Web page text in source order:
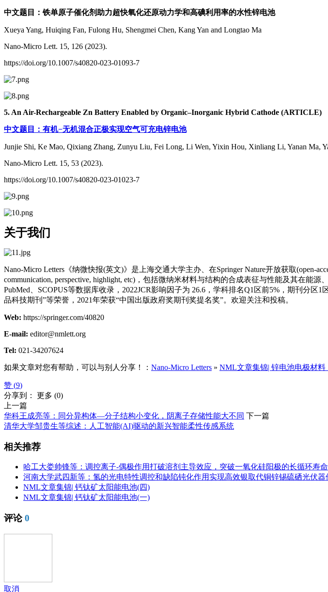
中文题目：铁单原子催化剂助力超快氧化还原动力学和高碘利用率的水性锌电池
Xueya Yang, Huiqing Fan, Fulong Hu, Shengmei Chen, Kang Yan and Longtao Ma
Nano-Micro Lett. 15, 126 (2023).
https://doi.org/10.1007/s40820-023-01093-7
5. An Air-Rechargeable Zn Battery Enabled by Organic–Inorganic Hybrid Cathode (ARTICLE)
中文题目：有机−无机混合正极实现空气可充电锌电池
Junjie Shi, Ke Mao, Qixiang Zhang, Zunyu Liu, Fei Long, Li Wen, Yixin Hou, Xinliang Li, Yanan Ma,
Nano-Micro Lett. 15, 53 (2023).
https://doi.org/10.1007/s40820-023-01023-7
关于我们
Nano-Micro Letters《纳微快报(英文)》是上海交通大学主办、在Springer Nature开放获取(open-
communication, perspective, highlight, etc)，包括微纳米材料与结构的合成表征与性能及其在能
PubMed、SCOPUS等数据库收录，2022JCR影响因子为 26.6，学科排名Q1区前5%，期刊分
品科技期刊”等荣誉，2021年荣获“中国出版政府奖期刊奖提名奖”。欢迎关注和投稿。
Web: https://springer.com/40820
E-mail: editor@nmlett.org
Tel: 021-34207624
如果文章对您有帮助，可以与别人分享！： Nano-Micro Letters » NML文章集锦| 锌电池电极材料
赞 (9)
分享到： 更多 (0)
上一篇
华科王成亮等：同分异构体—分子结构小变化，阴离子存储性能大不同 下一篇
清华大学邹贵生等综述：人工智能(AI)驱动的新兴智能柔性传感系统
相关推荐
哈工大娄帅锋等：调控离子-偶极作用打破溶剂主导效应，突破一氧化硅阳极的长循环寿命
河南大学武四新等：氢的光电特性调控和缺陷钝化作用实现高效银取代铜锌锡硫硒光伏器
NML文章集锦| 钙钛矿太阳能电池(四)
NML文章集锦| 钙钛矿太阳能电池(一)
评论0
取消